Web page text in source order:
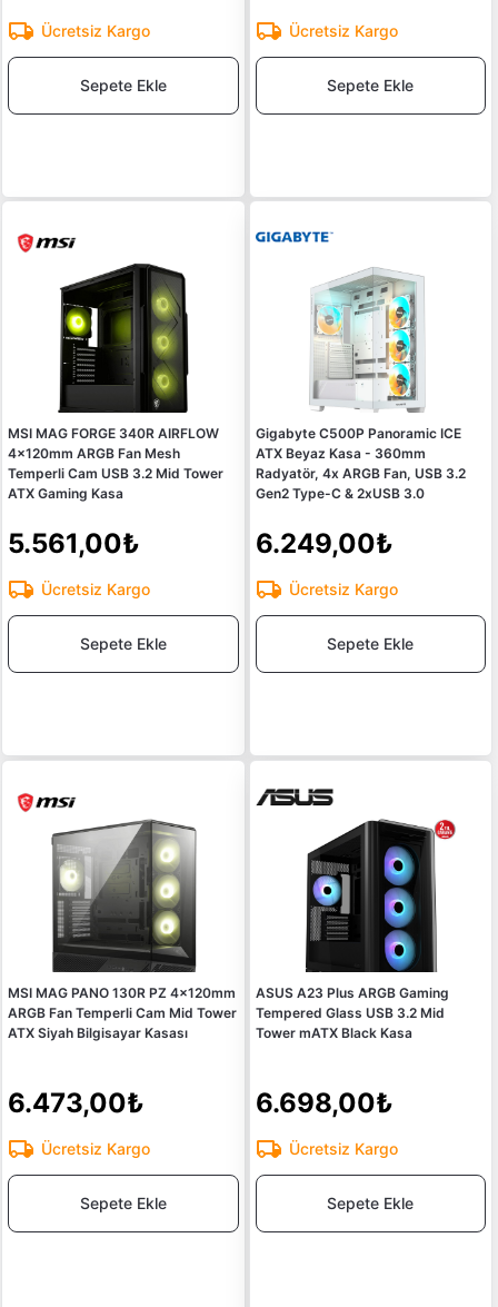
Ücretsiz Kargo
Sepete Ekle
Ücretsiz Kargo
Sepete Ekle
MSI MAG FORGE 340R AIRFLOW
4x120mm ARGB Fan Mesh
Temperli Cam USB 3.2 Mid Tower
ATX Gaming Kasa
5.561,00₺
Ücretsiz Kargo
Sepete Ekle
Gigabyte C500P Panoramic ICE
ATX Beyaz Kasa - 360mm
Radyatör, 4x ARGB Fan, USB 3.2
Gen2 Type-C & 2xUSB 3.0
6.249,00₺
Ücretsiz Kargo
Sepete Ekle
MSI MAG PANO 130R PZ 4x120mm
ARGB Fan Temperli Cam Mid Tower
ATX Siyah Bilgisayar Kasası
6.473,00₺
Ücretsiz Kargo
Sepete Ekle
ASUS A23 Plus ARGB Gaming
Tempered Glass USB 3.2 Mid
Tower mATX Black Kasa
6.698,00₺
Ücretsiz Kargo
Sepete Ekle